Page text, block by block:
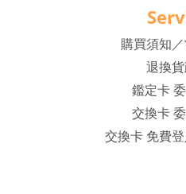
購買須知
退換
鑑定卡
交換卡
交換卡 免費